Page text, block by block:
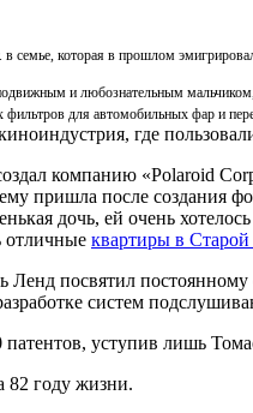
в семье, которая в прошлом
и любознательным
фильтров для автомобильных фар и
где
компанию «Polaroid
пришла после создания
дочь, ей очень
отличные квартиры в
посвятил постоянному
систем
уступив лишь
82 году жизни.